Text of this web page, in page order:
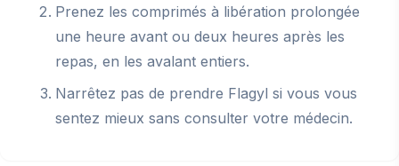
Prenez les comprimés à libération prolongée
une heure avant ou deux heures après les
repas, en les avalant entiers.
Narrêtez pas de prendre Flagyl si vous vous
sentez mieux sans consulter votre médecin.